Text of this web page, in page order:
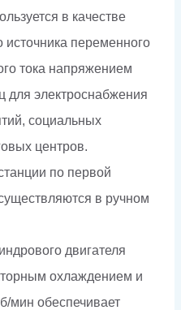
в качестве
источника переменного
тока напряжением
для электроснабжения
социальных
центров.
по первой
в ручном
двигателя
охлаждением и
мин обеспечивает